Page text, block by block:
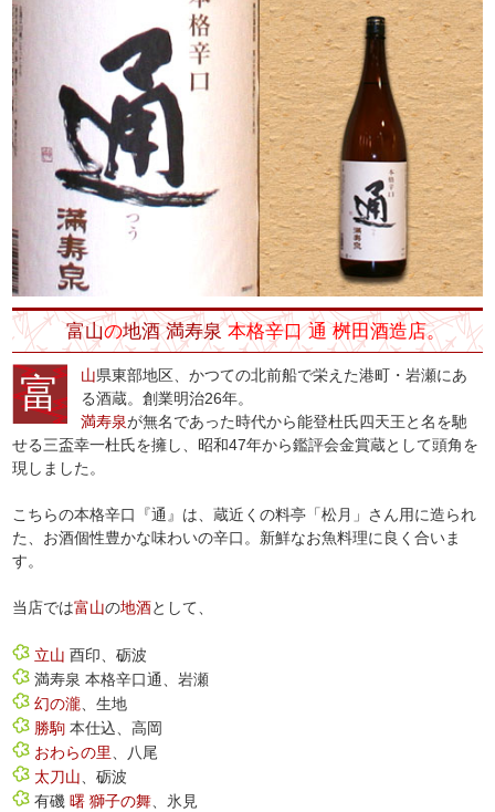
富山の地酒 満寿泉本格辛口 通 桝田酒造店。
富 山県東部地区、かつての北前船で栄えた港町・岩瀬にあ
る酒蔵。創業明治26年。
満寿泉が無名であった時代から能登杜氏四天王と名を馳
せる三盃幸一杜氏を擁し、昭和47年から鑑評会金賞蔵として頭角を
現しました。
こちらの本格辛口『通』は、蔵近くの料亭「松月」さん用に造られ
た、お酒個性豊かな味わいの辛口。新鮮なお魚料理に良く合いま
す。
当店では富山の地酒として、
立山 酉印、砺波
満寿泉 本格辛口通、岩瀬
幻の瀧 、生地
勝駒 本仕込、高岡
おわらの里
、八尾
太刀山 、砺波
有磯曙 獅子の舞 、氷見